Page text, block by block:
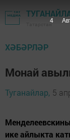
ХӘБӘРЛӘР
Монай
Туганайлар, 5
ике айлыкта
2